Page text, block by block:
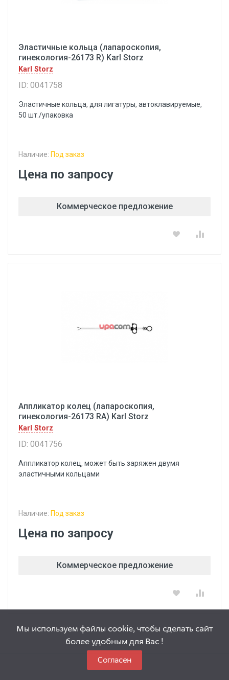
Эластичные кольца (лапароскопия,
гинекология-26173 R) Karl Storz
Karl Storz
ID: 0041758
Эластичные кольца, для лигатуры, автоклавируемые,
50 шт./упаковка
Наличие: Под заказ
Цена по запросу
Коммерческое предложение
Аппликатор колец (лапароскопия,
гинекология-26173 RA) Karl Storz
Karl Storz
ID: 0041756
Аппликатор колец, может быть заряжен двумя
эластичными кольцами
Наличие: Под заказ
Цена по запросу
Коммерческое предложение
Мы используем файлы cookie, чтобы сделать сайт
более удобным для Вас !
Согласен